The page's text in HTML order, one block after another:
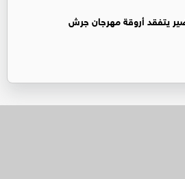
يتفقد أروقة مهرجان جرش